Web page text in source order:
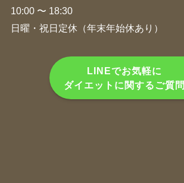
10:00 〜 18:30
日曜・祝日定休（年末年始休あり）
LINEでお気軽に
ダイエットに関するご質問